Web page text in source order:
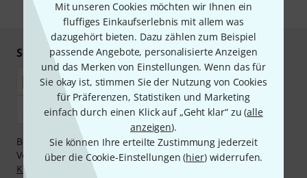
Mit unseren Cookies möchten wir Ihnen ein
fluffiges Einkaufserlebnis mit allem was
dazugehört bieten. Dazu zählen zum Beispiel
passende Angebote, personalisierte Anzeigen
und das Merken von Einstellungen. Wenn das für
Sie okay ist, stimmen Sie der Nutzung von Cookies
für Präferenzen, Statistiken und Marketing
einfach durch einen Klick auf „Geht klar“ zu (alle
anzeigen).
Sie können Ihre erteilte Zustimmung jederzeit
über die Cookie-Einstellungen (hier) widerrufen.
* Pflichtfeld
Sicher einkaufen & bezahlen
Bezahlen Sie vertraulich und sicher per Nachnahme,
Vorkasse, PayPal, Amazon Pay,Klarna Sofort bezahlen
Klarna Ratenzahlung